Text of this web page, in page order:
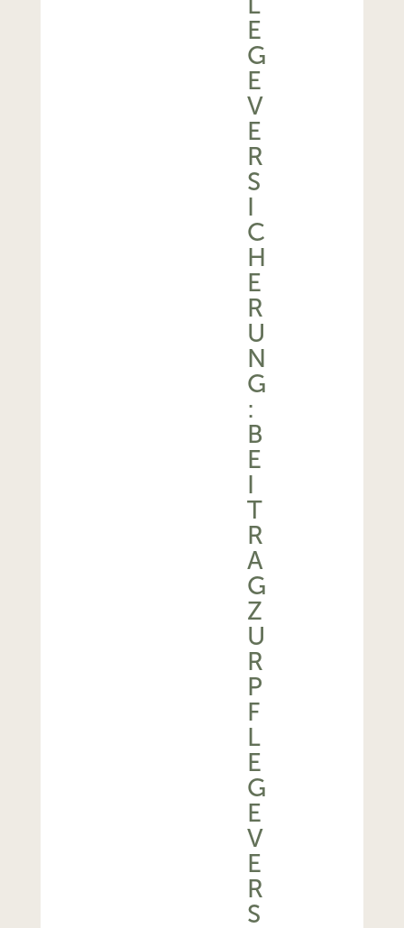
E
G
E
V
E
R
S
I
C
H
E
R
U
N
G
:
B
E
I
T
R
A
G
Z
U
R
P
F
L
E
G
E
V
E
R
S